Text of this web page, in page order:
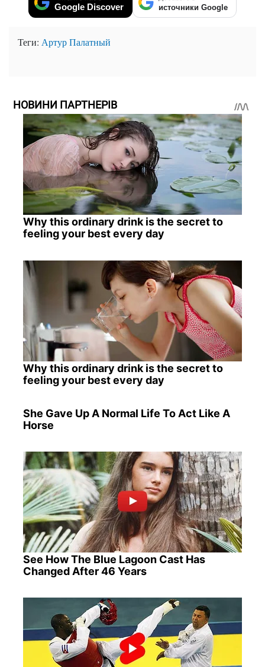
Google Discover источники Google
Теги: Артур Палатный
НОВИНИ ПАРТНЕРІВ
Why this ordinary drink is the secret to
feeling your best every day
Why this ordinary drink is the secret to
feeling your best every day
She Gave Up A Normal Life To Act Like A
Horse
See How The Blue Lagoon Cast Has
Changed After 46 Years